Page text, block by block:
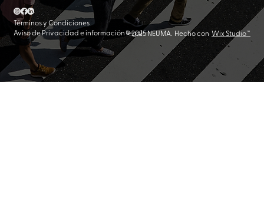
Aviso de Privacidad e información legal
Términos y Condiciones
© 2025 NEUMA. Hecho conWix Studio™